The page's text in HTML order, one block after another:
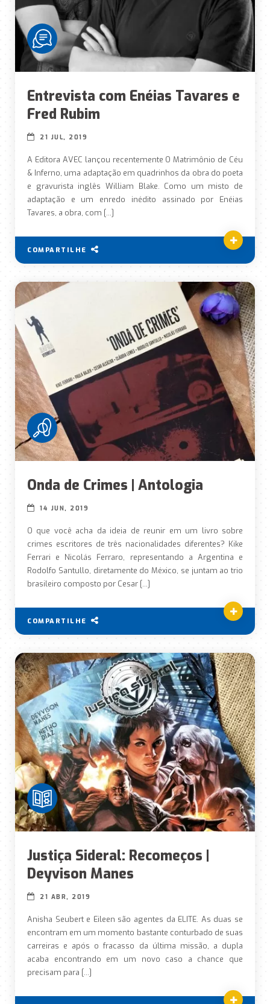
Entrevista com Enéias Tavares e
Fred Rubim
21 JUL, 2019
A Editora AVEC lançou recentemente O Matrimônio de Céu
& Inferno, uma adaptação em quadrinhos da obra do poeta
e gravurista inglês William Blake. Como um misto de
adaptação e um enredo inédito assinado por Enéias
Tavares, a obra, com […]
COMPARTILHE
Onda de Crimes | Antologia
14 JUN, 2019
O que você acha da ideia de reunir em um livro sobre
crimes escritores de três nacionalidades diferentes? Kike
Ferrari e Nicolás Ferraro, representando a Argentina e
Rodolfo Santullo, diretamente do México, se juntam ao trio
brasileiro composto por Cesar […]
COMPARTILHE
Justiça Sideral: Recomeços |
Deyvison Manes
21 ABR, 2019
Anisha Seubert e Eileen são agentes da ELITE. As duas se
encontram em um momento bastante conturbado de suas
carreiras e após o fracasso da última missão, a dupla
acaba encontrando em um novo caso a chance que
precisam para […]